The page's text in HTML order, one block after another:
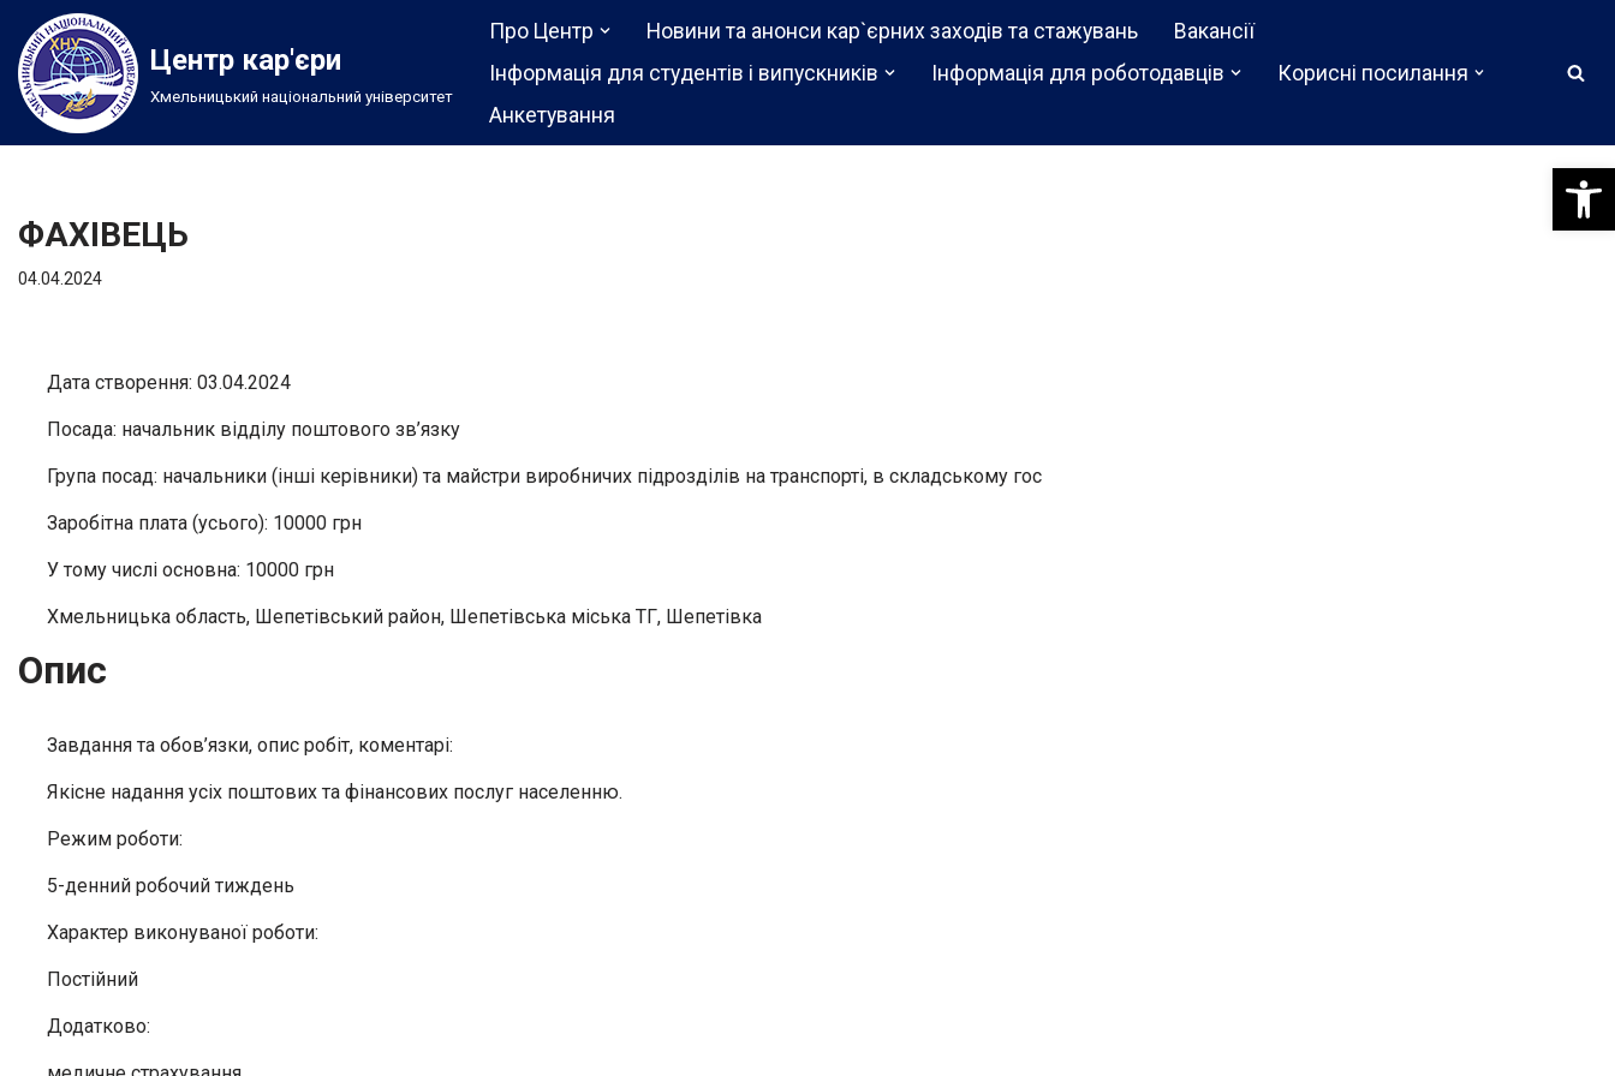
Перейти
до
вмісту
Центр кар'єри
Хмельницький національний університет
Про Центр Новини та анонси кар`єрних заходів та стажувань
Вакансії
Інформація для студентів і випускників
Інформація для роботодавців
Корисні посилання
Анкетування
ФАХІВЕЦЬ
04.04.2024
Дата створення: 03.04.2024
Посада: начальник відділу поштового зв’язку
Група посад: начальники (інші керівники) та майстри виробничих підрозділів на транспорті, в складському гос
Заробітна плата (усього): 10000 грн
У тому числі основна: 10000 грн
Хмельницька область, Шепетівський район, Шепетівська міська ТГ, Шепетівка
Опис
Завдання та обов’язки, опис робіт, коментарі:
Якісне надання усіх поштових та фінансових послуг населенню.
Режим роботи:
5-денний робочий тиждень
Характер виконуваної роботи:
Постійний
Додатково: